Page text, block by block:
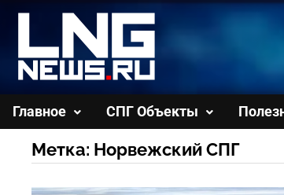
содержимому
Главное СПГ Объекты
Метка: Норвежский СПГ